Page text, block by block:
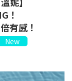
！
有感！
New